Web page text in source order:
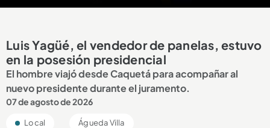
Luis Yagüé, el vendedor de panelas, estuvo
en la posesión presidencial
El hombre viajó desde Caquetá para acompañar al
nuevo presidente durante el juramento.
07 de agosto de 2026
Local Águeda Villa